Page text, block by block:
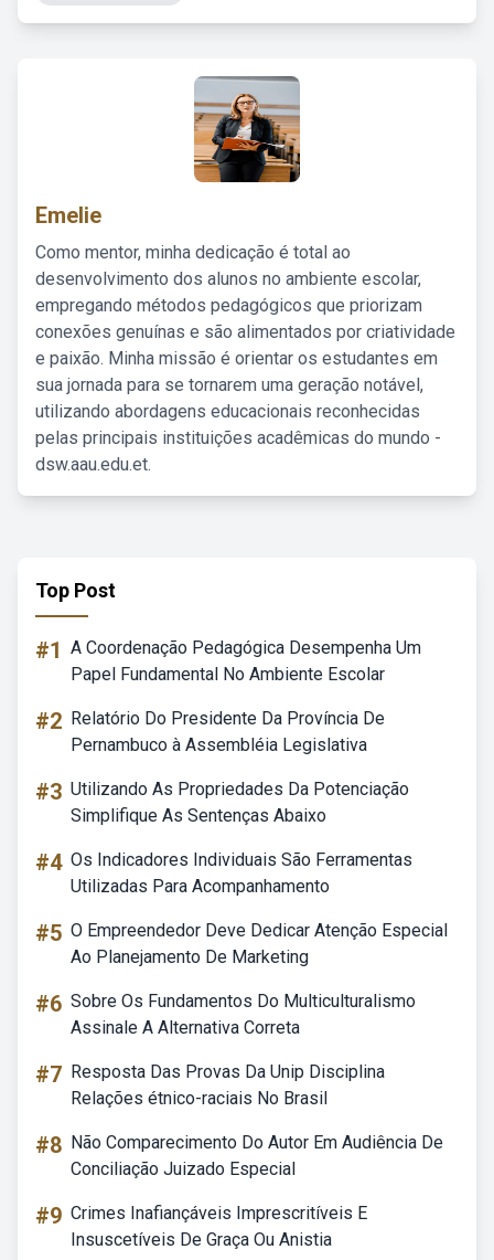
Emelie
Como mentor, minha dedicação é total ao
desenvolvimento dos alunos no ambiente escolar,
empregando métodos pedagógicos que priorizam
conexões genuínas e são alimentados por criatividade
e paixão. Minha missão é orientar os estudantes em
sua jornada para se tornarem uma geração notável,
utilizando abordagens educacionais reconhecidas
pelas principais instituições acadêmicas do mundo -
dsw.aau.edu.et.
Top Post
#1 A Coordenação Pedagógica Desempenha Um
Papel Fundamental No Ambiente Escolar
#2 Relatório Do Presidente Da Província De
Pernambuco à Assembléia Legislativa
#3 Utilizando As Propriedades Da Potenciação
Simplifique As Sentenças Abaixo
#4 Os Indicadores Individuais São Ferramentas
Utilizadas Para Acompanhamento
#5 O Empreendedor Deve Dedicar Atenção Especial
Ao Planejamento De Marketing
#6 Sobre Os Fundamentos Do Multiculturalismo
Assinale A Alternativa Correta
#7 Resposta Das Provas Da Unip Disciplina
Relações étnico-raciais No Brasil
#8 Não Comparecimento Do Autor Em Audiência De
Conciliação Juizado Especial
#9 Crimes Inafiançáveis Imprescritíveis E
Insuscetíveis De Graça Ou Anistia